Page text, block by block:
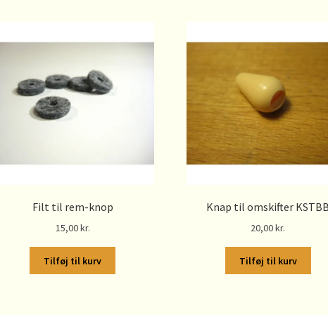
Filt til rem-knop
15,00kr.
Tilføj til kurv
Knap til omskifter
20,00kr.
Tilføj til kurv